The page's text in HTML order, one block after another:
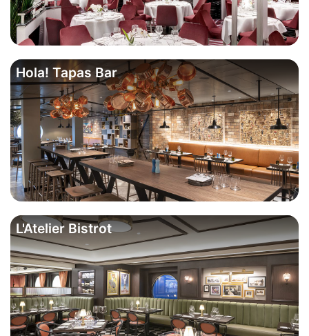
Hola! Tapas Bar
L'Atelier Bistrot